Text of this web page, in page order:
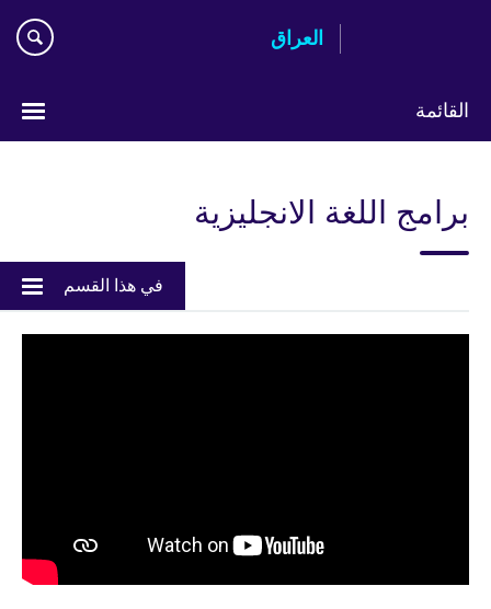
العراق
القائمة
برامج اللغة الانجليزية
في هذا القسم